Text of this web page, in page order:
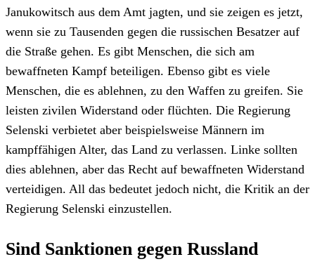
Janukowitsch aus dem Amt jagten, und sie zeigen es jetzt,
wenn sie zu Tausenden gegen die russischen Besatzer auf
die Straße gehen. Es gibt Menschen, die sich am
bewaffneten Kampf beteiligen. Ebenso gibt es viele
Menschen, die es ablehnen, zu den Waffen zu greifen. Sie
leisten zivilen Widerstand oder flüchten. Die Regierung
Selenski verbietet aber beispielsweise Männern im
kampffähigen Alter, das Land zu verlassen. Linke sollten
dies ablehnen, aber das Recht auf bewaffneten Widerstand
verteidigen. All das bedeutet jedoch nicht, die Kritik an der
Regierung Selenski einzustellen.
Sind Sanktionen gegen Russland